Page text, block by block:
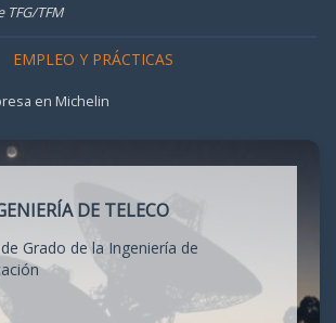
TFG/TFM
EMPLEO Y PRÁCTICAS
en Michelin
DE TELECO
Grado de la Ingeniería de